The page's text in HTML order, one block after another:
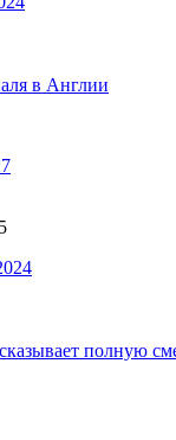
в Англии
полную